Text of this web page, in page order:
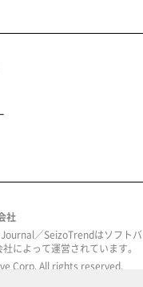
社
／SeizoTrendはソフト
によって運営されています。
Corp. All rights reserved.